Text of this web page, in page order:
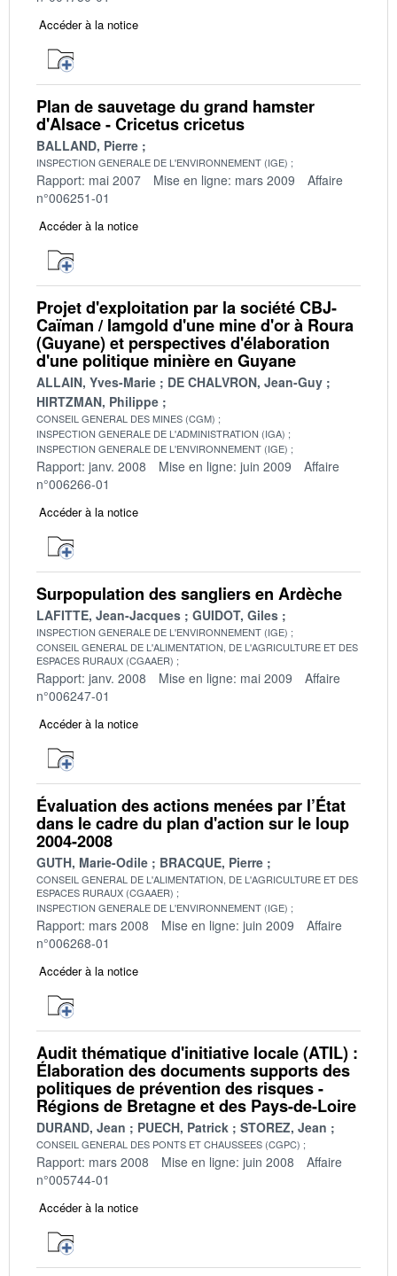
Accéder à la notice
Plan de sauvetage du grand hamster
d'Alsace - Cricetus cricetus
BALLAND, Pierre
INSPECTION GENERALE DE L'ENVIRONNEMENT (IGE)
Rapport: mai 2007 Mise en ligne: mars 2009
Affaire
n°006251-01
Accéder à la notice
Projet d'exploitation par la société CBJ-
Caïman / Iamgold d'une mine d'or à Roura
(Guyane) et perspectives d'élaboration
d'une politique minière en Guyane
ALLAIN, Yves-Marie
DE CHALVRON, Jean-Guy
HIRTZMAN, Philippe
CONSEIL GENERAL DES MINES (CGM)
INSPECTION GENERALE DE L'ADMINISTRATION (IGA)
INSPECTION GENERALE DE L'ENVIRONNEMENT (IGE)
Rapport: janv. 2008 Mise en ligne: juin 2009
Affaire
n°006266-01
Accéder à la notice
Surpopulation des sangliers en Ardèche
LAFITTE, Jean-Jacques GUIDOT, Giles
INSPECTION GENERALE DE L'ENVIRONNEMENT (IGE)
CONSEIL GENERAL DE L'ALIMENTATION, DE L'AGRICULTURE ET DES
ESPACES RURAUX (CGAAER)
Rapport: janv. 2008 Mise en ligne: mai 2009
Affaire
n°006247-01
Accéder à la notice
Évaluation des actions menées par l’État
dans le cadre du plan d'action sur le loup
2004-2008
GUTH, Marie-Odile BRACQUE, Pierre
CONSEIL GENERAL DE L'ALIMENTATION, DE L'AGRICULTURE ET DES
ESPACES RURAUX (CGAAER)
INSPECTION GENERALE DE L'ENVIRONNEMENT (IGE)
Rapport: mars 2008 Mise en ligne: juin 2009
Affaire
n°006268-01
Accéder à la notice
Audit thématique d'initiative locale (ATIL) :
Élaboration des documents supports des
politiques de prévention des risques -
Régions de Bretagne et des Pays-de-Loire
DURAND, Jean PUECH, Patrick STOREZ, Jean
CONSEIL GENERAL DES PONTS ET CHAUSSEES (CGPC)
Rapport: mars 2008 Mise en ligne: juin 2008
Affaire
n°005744-01
Accéder à la notice